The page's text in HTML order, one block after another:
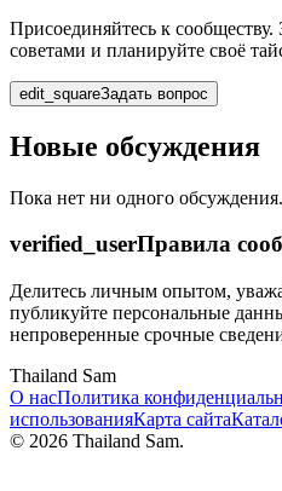
Присоединяйтесь к сообществу.
советами и планируйте своё
edit_squareЗадать вопрос
Новые обсуждения
Пока нет ни одного
verified_userПравила
Делитесь личным опытом,
публикуйте персональные
непроверенные срочные
Thailand Sam
О насПолитика
использованияКарта сайта
© 2026 Thailand Sam.